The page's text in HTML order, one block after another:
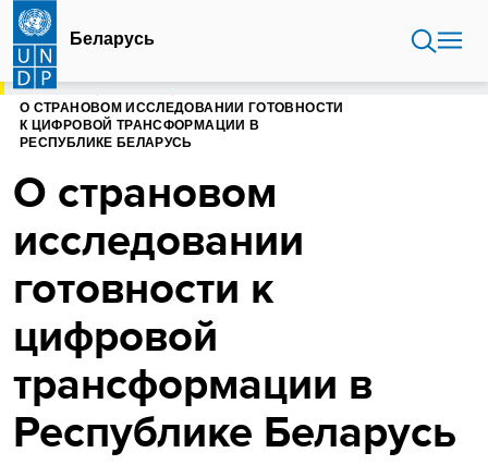
Перейти
основному
содержанию
Беларусь
ГЛАВНАЯ
О СТРАНОВОМ ИССЛЕДОВАНИИ ГОТОВНОСТИ
К ЦИФРОВОЙ ТРАНСФОРМАЦИИ В
РЕСПУБЛИКЕ БЕЛАРУСЬ
О страновом
исследовании
готовности к
цифровой
трансформации в
Республике Беларусь